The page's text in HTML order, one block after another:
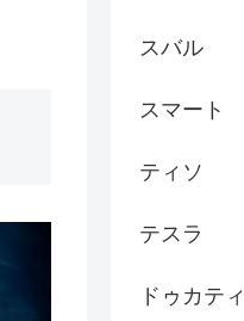
スバル
スマート
ティソ
テスラ
ドゥカティ